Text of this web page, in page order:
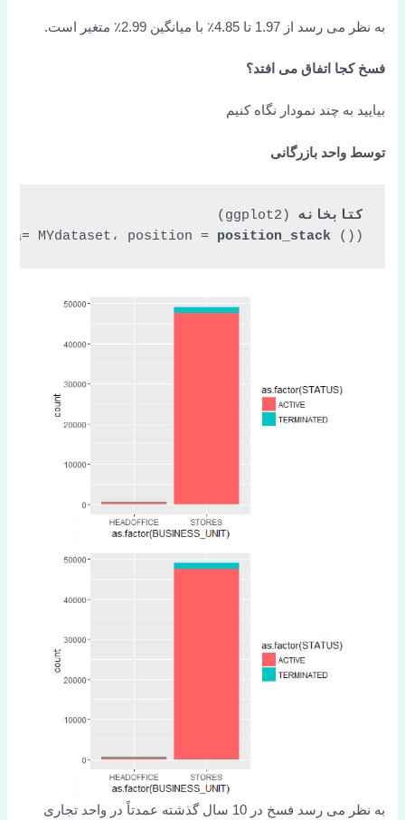
به نظر می رسد از 1.97 تا 4.85٪ با میانگین 2.99٪ متغیر است.
فسخ کجا اتفاق می افتد؟
بیایید به چند نمودار نگاه کنیم
توسط واحد بازرگانی
کتابخانه (ggplot2)
MYdataset، position = position_stack ())
به نظر می رسد فسخ در 10 سال گذشته عمدتاً در واحد تجاری